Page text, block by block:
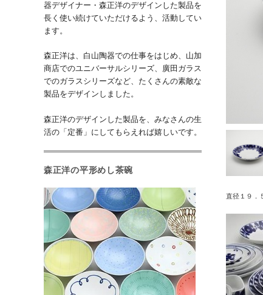
直径１９．
器デザイナー・森正洋のデザインした製品を
長く使い続けていただけるよう、活動してい
ます。
森正洋は、白山陶器での仕事をはじめ、山加
商店でのユニバーサルシリーズ、廣田ガラス
でのガラスシリーズなど、たくさんの素敵な
製品をデザインしました。
森正洋のデザインした製品を、みなさんの生
活の「定番」にしてもらえれば嬉しいです。
森正洋の平形めし茶碗